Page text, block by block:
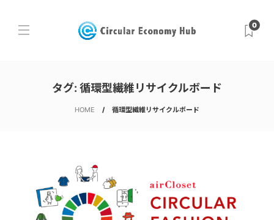
0
タグ: 循環型繊維リサイクルボード
HOME 循環型繊維リサイクルボード